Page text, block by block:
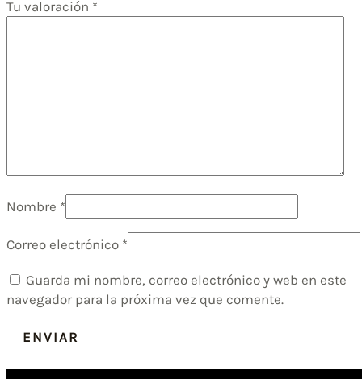
Tu valoración *
Nombre *
Correo electrónico *
Guarda mi nombre, correo electrónico y web en este
navegador para la próxima vez que comente.